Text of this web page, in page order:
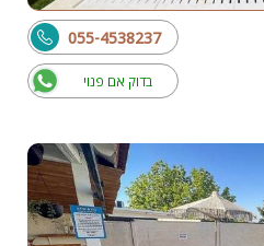
בדוק אם פנוי
055-4538237